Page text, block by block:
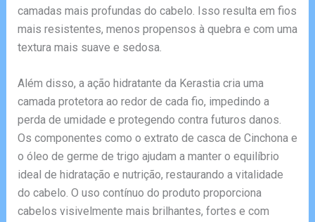
camadas mais profundas do cabelo. Isso resulta em fios
mais resistentes, menos propensos à quebra e com uma
textura mais suave e sedosa.
Além disso, a ação hidratante da Kerastia cria uma
camada protetora ao redor de cada fio, impedindo a
perda de umidade e protegendo contra futuros danos.
Os componentes como o extrato de casca de Cinchona e
o óleo de germe de trigo ajudam a manter o equilíbrio
ideal de hidratação e nutrição, restaurando a vitalidade
do cabelo. O uso contínuo do produto proporciona
cabelos visivelmente mais brilhantes, fortes e com